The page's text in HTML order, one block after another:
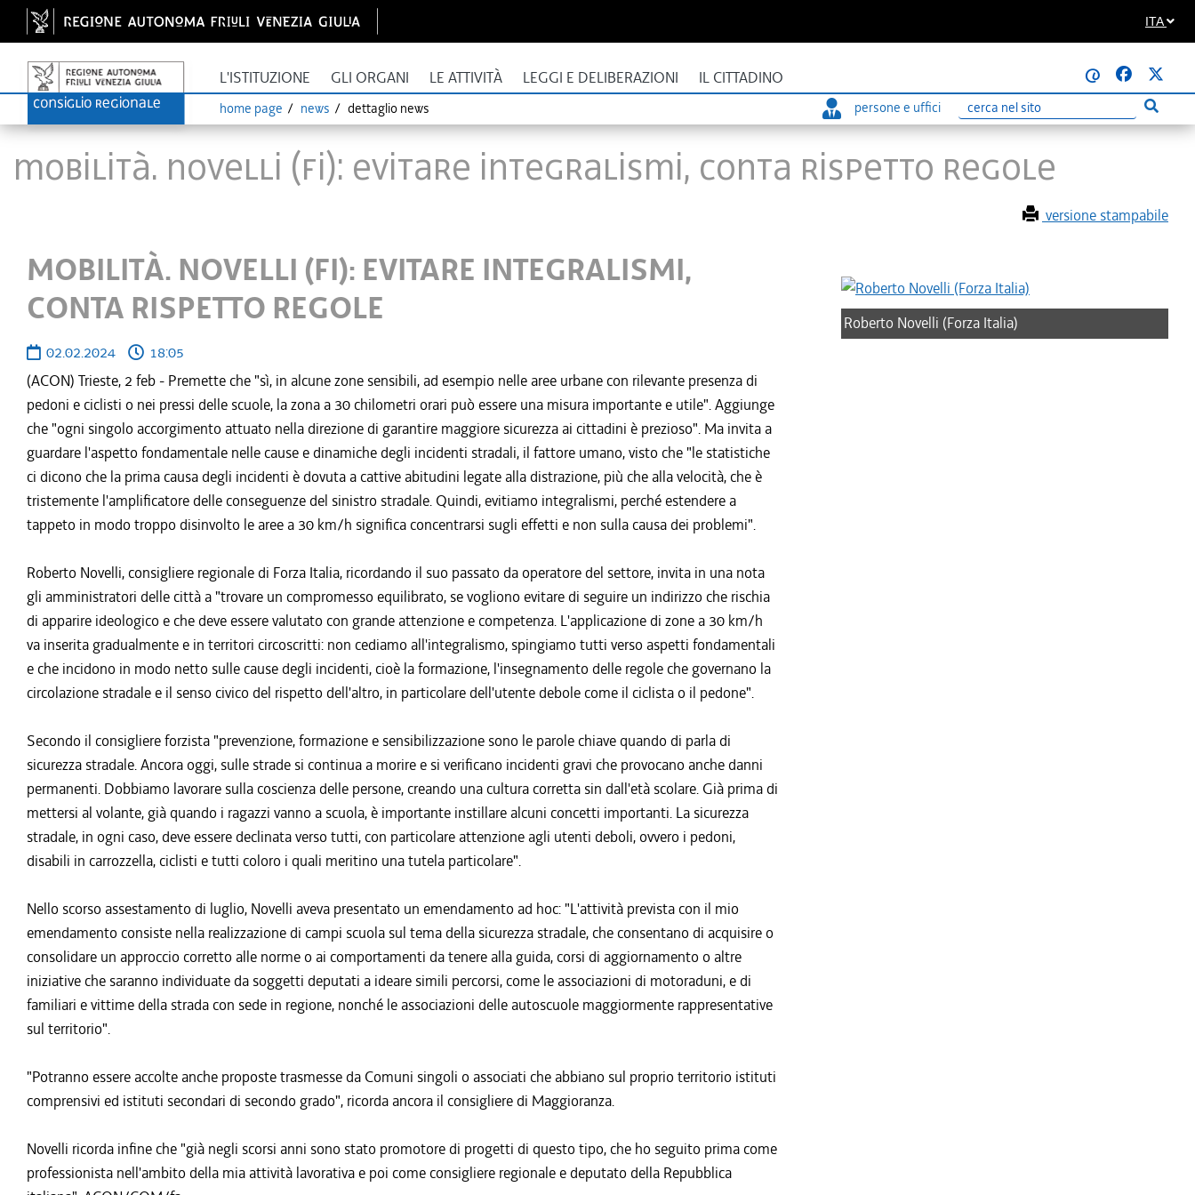
ITA
L'ISTITUZIONE GLI ORGANI LE ATTIVITÀ LEGGI E DELIBERAZIONI IL CITTADINO @
home page news dettaglio news persone e uffici
Ricerca Esegui
MOBILITÀ. NOVELLI (FI): EVITARE INTEGRALISMI, CONTA RISPETTO REGOLE
versione stampabile
MOBILITÀ. NOVELLI (FI): EVITARE INTEGRALISMI,
CONTA RISPETTO REGOLE
02.02.2024
18:05
(ACON) Trieste, 2 feb - Premette che "sì, in alcune zone sensibili, ad esempio nelle aree urbane con rilevante presenza di
pedoni e ciclisti o nei pressi delle scuole, la zona a 30 chilometri orari può essere una misura importante e utile". Aggiunge
che "ogni singolo accorgimento attuato nella direzione di garantire maggiore sicurezza ai cittadini è prezioso". Ma invita a
guardare l'aspetto fondamentale nelle cause e dinamiche degli incidenti stradali, il fattore umano, visto che "le statistiche
ci dicono che la prima causa degli incidenti è dovuta a cattive abitudini legate alla distrazione, più che alla velocità, che è
tristemente l'amplificatore delle conseguenze del sinistro stradale. Quindi, evitiamo integralismi, perché estendere a
tappeto in modo troppo disinvolto le aree a 30 km/h significa concentrarsi sugli effetti e non sulla causa dei problemi".
Roberto Novelli, consigliere regionale di Forza Italia, ricordando il suo passato da operatore del settore, invita in una nota
gli amministratori delle città a "trovare un compromesso equilibrato, se vogliono evitare di seguire un indirizzo che rischia
di apparire ideologico e che deve essere valutato con grande attenzione e competenza. L'applicazione di zone a 30 km/h
va inserita gradualmente e in territori circoscritti: non cediamo all'integralismo, spingiamo tutti verso aspetti fondamentali
e che incidono in modo netto sulle cause degli incidenti, cioè la formazione, l'insegnamento delle regole che governano la
circolazione stradale e il senso civico del rispetto dell'altro, in particolare dell'utente debole come il ciclista o il pedone".
Secondo il consigliere forzista "prevenzione, formazione e sensibilizzazione sono le parole chiave quando di parla di
sicurezza stradale. Ancora oggi, sulle strade si continua a morire e si verificano incidenti gravi che provocano anche danni
permanenti. Dobbiamo lavorare sulla coscienza delle persone, creando una cultura corretta sin dall'età scolare. Già prima di
mettersi al volante, già quando i ragazzi vanno a scuola, è importante instillare alcuni concetti importanti. La sicurezza
stradale, in ogni caso, deve essere declinata verso tutti, con particolare attenzione agli utenti deboli, ovvero i pedoni,
disabili in carrozzella, ciclisti e tutti coloro i quali meritino una tutela particolare".
Nello scorso assestamento di luglio, Novelli aveva presentato un emendamento ad hoc: "L'attività prevista con il mio
emendamento consiste nella realizzazione di campi scuola sul tema della sicurezza stradale, che consentano di acquisire o
consolidare un approccio corretto alle norme o ai comportamenti da tenere alla guida, corsi di aggiornamento o altre
iniziative che saranno individuate da soggetti deputati a ideare simili percorsi, come le associazioni di motoraduni, e di
familiari e vittime della strada con sede in regione, nonché le associazioni delle autoscuole maggiormente rappresentative
sul territorio".
"Potranno essere accolte anche proposte trasmesse da Comuni singoli o associati che abbiano sul proprio territorio istituti
comprensivi ed istituti secondari di secondo grado", ricorda ancora il consigliere di Maggioranza.
Novelli ricorda infine che "già negli scorsi anni sono stato promotore di progetti di questo tipo, che ho seguito prima come
professionista nell'ambito della mia attività lavorativa e poi come consigliere regionale e deputato della Repubblica
Roberto Novelli (Forza Italia)